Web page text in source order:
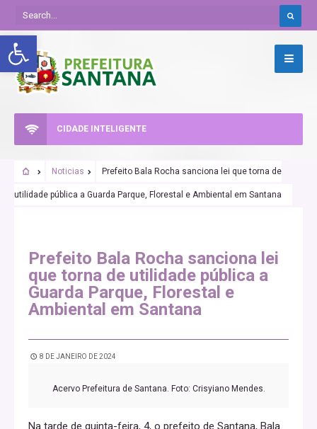
Abrir a barra de ferramentas
CIDADE INTELIGENTE
Noticias Prefeito Bala Rocha sanciona lei que torna de
utilidade pública a Guarda Parque, Florestal e Ambiental em Santana
Prefeito Bala Rocha sanciona lei
que torna de utilidade pública a
Guarda Parque, Florestal e
Ambiental em Santana
8 DE JANEIRO DE 2024
Acervo Prefeitura de Santana. Foto: Crisyiano Mendes.
Na tarde de quinta-feira, 4, o prefeito de Santana, Bala